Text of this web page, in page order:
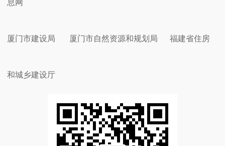
息网
厦门市建设局 厦门市自然资源和规划局 福建省住房
和城乡建设厅